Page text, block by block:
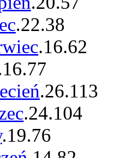
.22.38
.16.62
16.77
.26.113
.24.104
.19.76